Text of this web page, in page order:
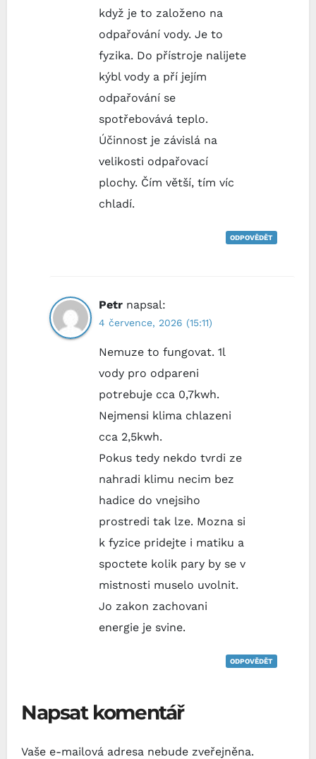
když je to založeno na
odpařování vody. Je to
fyzika. Do přístroje nalijete
kýbl vody a pří jejím
odpařování se
spotřebovává teplo.
Účinnost je závislá na
velikosti odpařovací
plochy. Čím větší, tím víc
chladí.
ODPOVĚDĚT
Petr napsal:
4 července, 2026 (15:11)
Nemuze to fungovat. 1l
vody pro odpareni
potrebuje cca 0,7kwh.
Nejmensi klima chlazeni
cca 2,5kwh.
Pokus tedy nekdo tvrdi ze
nahradi klimu necim bez
hadice do vnejsiho
prostredi tak lze. Mozna si
k fyzice pridejte i matiku a
spoctete kolik pary by se v
mistnosti muselo uvolnit.
Jo zakon zachovani
energie je svine.
ODPOVĚDĚT
Napsat komentář
Vaše e-mailová adresa nebude zveřejněna.